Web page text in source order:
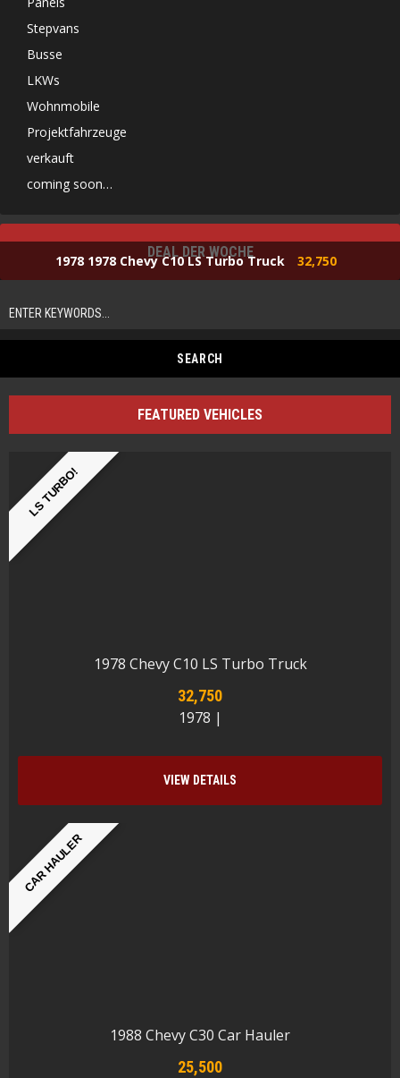
Stepvans
Busse
LKWs
Wohnmobile
Projektfahrzeuge
verkauft
coming soon…
DEAL DER WOCHE
1978 1978 Chevy C10 LS Turbo Truck 32,750
FEATURED VEHICLES
LS TURBO!
1978 Chevy C10 LS Turbo Truck
32,750
1978 |
VIEW DETAILS
CAR HAULER
1988 Chevy C30 Car Hauler
25,500